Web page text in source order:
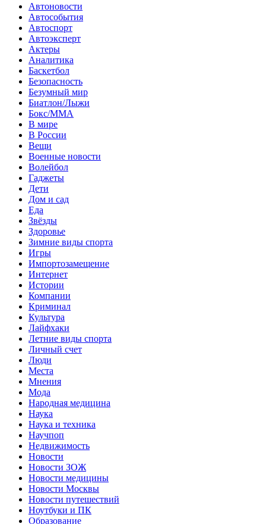
Автоновости
Автособытия
Автоспорт
Автоэксперт
Актеры
Аналитика
Баскетбол
Безопасность
Безумный мир
Биатлон/Лыжи
Бокс/MMA
В мире
В России
Вещи
Военные новости
Волейбол
Гаджеты
Дети
Дом и сад
Еда
Звёзды
Здоровье
Зимние виды спорта
Игры
Импортозамещение
Интернет
Истории
Компании
Криминал
Культура
Лайфхаки
Летние виды спорта
Личный счет
Люди
Места
Мнения
Мода
Народная медицина
Наука
Наука и техника
Научпоп
Недвижимость
Новости
Новости ЗОЖ
Новости медицины
Новости Москвы
Новости путешествий
Ноутбуки и ПК
Образование